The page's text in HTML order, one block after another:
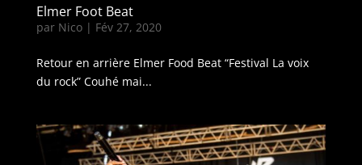
Elmer Foot Beat
par Nico| Fév 27, 2020
Retour en arrière Elmer Food Beat “Festival La voix
du rock” Couhé mai...